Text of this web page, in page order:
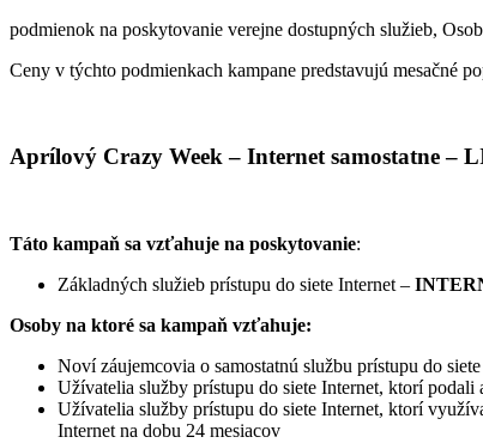
podmienok na poskytovanie verejne dostupných služieb,
Ceny v týchto podmienkach kampane predstavujú mesačné
Aprílový Crazy Week – Internet samostatne –
Táto kampaň sa vzťahuje na poskytovanie:
Základných služieb prístupu do siete Internet –
Osoby na ktoré sa kampaň vzťahuje:
Noví záujemcovia o samostatnú službu prístupu do
Užívatelia služby prístupu do siete Internet, ktorí
Užívatelia služby prístupu do siete Internet, ktorí
Internet na dobu 24 mesiacov